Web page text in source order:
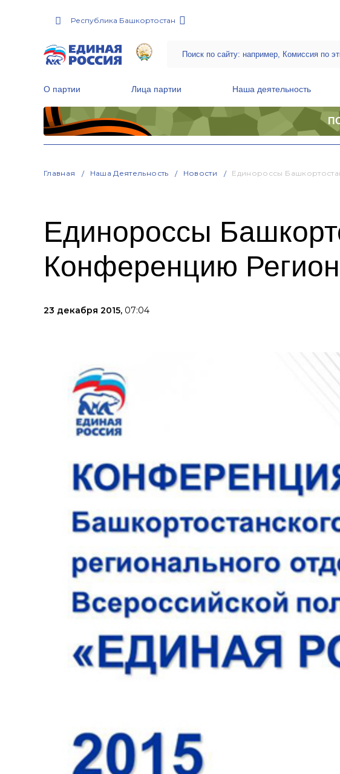
Республика Башкортостан
О партии Лица партии Наша деятельность
Главная Наша Деятельность Новости Единороссы
Единороссы
Конференцию
23 декабря 2015, 07:04